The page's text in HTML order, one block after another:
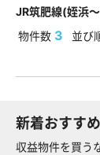
JR筑肥線(姪浜
物件数 3
並び
新着おすす
収益物件を買う